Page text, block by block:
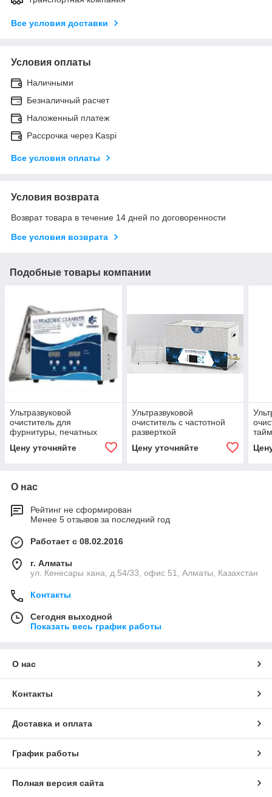
Все условия доставки
Условия оплаты
Наличными
Безналичный расчет
Наложенный платеж
Рассрочка через Kaspi
Все условия оплаты
Условия возврата
Возврат товара в течение 14 дней по договоренности
Все условия возврата
Подобные товары компании
Ультразвуковой
очиститель для
фурнитуры, печатных
длиной волны
Цену уточняйте
Ультразвуковой
очиститель с частотной
разверткой
Цену уточняйте
О нас
Рейтинг не сформирован
Менее 5 отзывов за последний год
Работает с 08.02.2016
г. Алматы
ул. Кенесары хана, д.54/33, офис 51, Алматы, Казахстан
Контакты
Сегодня выходной
Показать весь график работы
О нас
Контакты
Доставка и оплата
График работы
Полная версия сайта